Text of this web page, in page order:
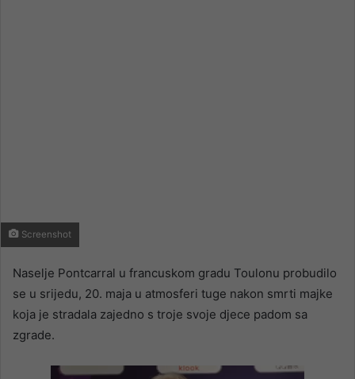
Screenshot
Naselje Pontcarral u francuskom gradu Toulonu probudilo
se u srijedu, 20. maja u atmosferi tuge nakon smrti majke
koja je stradala zajedno s troje svoje djece padom sa
zgrade.